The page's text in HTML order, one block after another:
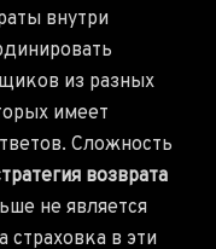
внутри
из разных
имеет
Сложность
возврата
не является
в эти